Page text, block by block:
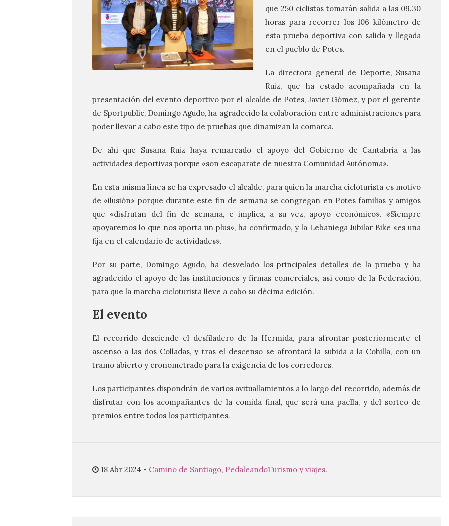
que 250 ciclistas tomarán salida a las 09.30
horas para recorrer los 106 kilómetro de
esta prueba deportiva con salida y llegada
en el pueblo de Potes.
La directora general de Deporte, Susana
Ruiz, que ha estado acompañada en la
presentación del evento deportivo por el alcalde de Potes, Javier Gómez, y por el gerente
de Sportpublic, Domingo Agudo, ha agradecido la colaboración entre administraciones para
poder llevar a cabo este tipo de pruebas que dinamizan la comarca.
De ahí que Susana Ruiz haya remarcado el apoyo del Gobierno de Cantabria a las
actividades deportivas porque «son escaparate de nuestra Comunidad Autónoma».
En esta misma línea se ha expresado el alcalde, para quien la marcha cicloturista es motivo
de «ilusión» porque durante este fin de semana se congregan en Potes familias y amigos
que «disfrutan del fin de semana, e implica, a su vez, apoyo económico». «Siempre
apoyaremos lo que nos aporta un plus», ha confirmado, y la Lebaniega Jubilar Bike «es una
fija en el calendario de actividades».
Por su parte, Domingo Agudo, ha desvelado los principales detalles de la prueba y ha
agradecido el apoyo de las instituciones y firmas comerciales, así como de la Federación,
para que la marcha cicloturista lleve a cabo su décima edición.
El evento
El recorrido desciende el desfiladero de la Hermida, para afrontar posteriormente el
ascenso a las dos Colladas, y tras el descenso se afrontará la subida a la Cohilla, con un
tramo abierto y cronometrado para la exigencia de los corredores.
Los participantes dispondrán de varios avituallamientos a lo largo del recorrido, además de
disfrutar con los acompañantes de la comida final, que será una paella, y del sorteo de
premios entre todos los participantes.
18 Abr 2024 - Camino de Santiago, PedaleandoTurismo y viajes.